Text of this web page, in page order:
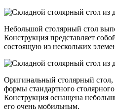
Небольшой столярный стол
Конструкция представляет
состоящую из нескольких
Оригинальный столярный стол,
формы стандартного
Конструкция оснащена
его очень мобильным.